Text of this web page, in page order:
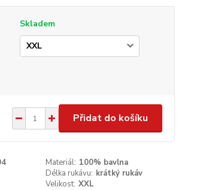
Skladem
Přidat do košíku
Materiál: 100% bavlna
Délka rukávu: krátký rukáv
Velikost: XXL